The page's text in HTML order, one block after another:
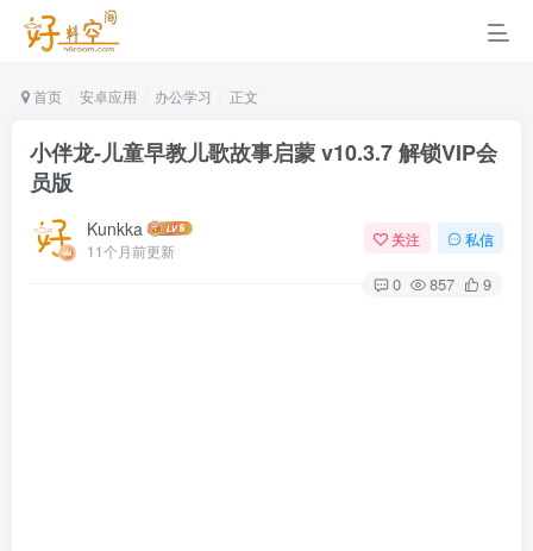
首页 安卓应用 办公学习 正文
小伴龙-儿童早教儿歌故事启蒙 v10.3.7 解锁VIP会
员版
Kunkka
11个月前更新
关注 私信
0 857 9